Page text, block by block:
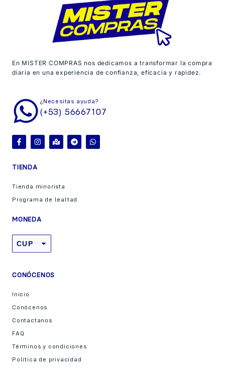
En MISTER COMPRAS nos dedicamos a transformar la compra
diaria en una experiencia de confianza, eficacia y rapidez.
¿Necesitas ayuda?
(+53) 56667107
TIENDA
Tienda minorista
Programa de lealtad
MONEDA
CUP
CONÓCENOS
Inicio
Conócenos
Contactanos
FAQ
Términos y condiciones
Política de privacidad